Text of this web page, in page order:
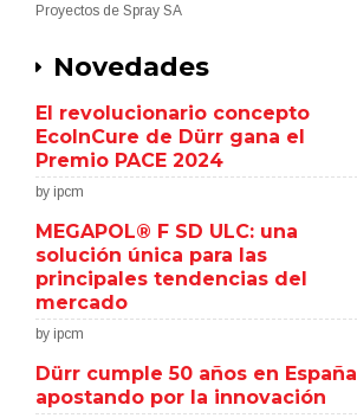
Proyectos de Spray SA
Novedades
El revolucionario concepto
EcoInCure de Dürr gana el
Premio PACE 2024
by ipcm
MEGAPOL® F SD ULC: una
solución única para las
principales tendencias del
mercado
by ipcm
Dürr cumple 50 años en España
apostando por la innovación